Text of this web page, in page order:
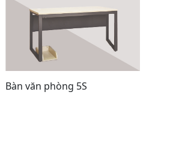
Bàn văn phòng 5S